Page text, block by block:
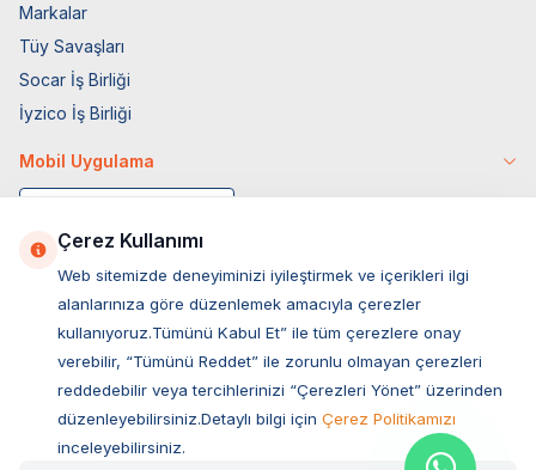
Markalar
Tüy Savaşları
Socar İş Birliği
İyzico İş Birliği
Mobil Uygulama
Müşteri Hizmetleri
Çerez Kullanımı
Web sitemizde deneyiminizi iyileştirmek ve içerikleri ilgi
alanlarınıza göre düzenlemek amacıyla çerezler
kullanıyoruz.Tümünü Kabul Et” ile tüm çerezlere onay
verebilir, “Tümünü Reddet” ile zorunlu olmayan çerezleri
reddedebilir veya tercihlerinizi “Çerezleri Yönet” üzerinden
düzenleyebilirsiniz.Detaylı bilgi için Çerez Politikamızı
inceleyebilirsiniz.